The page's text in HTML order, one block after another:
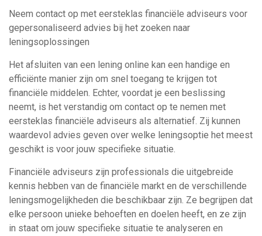
Neem contact op met eersteklas financiële adviseurs voor
gepersonaliseerd advies bij het zoeken naar
leningsoplossingen
Het afsluiten van een lening online kan een handige en
efficiënte manier zijn om snel toegang te krijgen tot
financiële middelen. Echter, voordat je een beslissing
neemt, is het verstandig om contact op te nemen met
eersteklas financiële adviseurs als alternatief. Zij kunnen
waardevol advies geven over welke leningsoptie het meest
geschikt is voor jouw specifieke situatie.
Financiële adviseurs zijn professionals die uitgebreide
kennis hebben van de financiële markt en de verschillende
leningsmogelijkheden die beschikbaar zijn. Ze begrijpen dat
elke persoon unieke behoeften en doelen heeft, en ze zijn
in staat om jouw specifieke situatie te analyseren en